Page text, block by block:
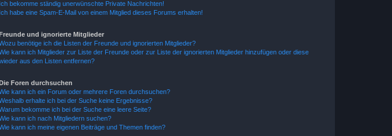
Ich bekomme ständig unerwünschte Private Nachrichten!
Ich habe eine Spam-E-Mail von einem Mitglied dieses Forums erhalten!
und ignorierte Mitglieder
benötige ich die Listen der Freunde und ignorierten Mitglieder?
kann ich Mitglieder zur Liste der Freunde oder zur Liste der ignorierten Mitglieder hinzufügen oder diese
aus den Listen entfernen?
Foren durchsuchen
kann ich ein Forum oder mehrere Foren durchsuchen?
erhalte ich bei der Suche keine Ergebnisse?
bekomme ich bei der Suche eine leere Seite?
kann ich nach Mitgliedern suchen?
kann ich meine eigenen Beiträge und Themen finden?